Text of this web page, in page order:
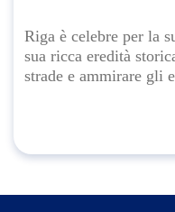
Riga è celebre per la
sua ricca eredità
strade e ammirare gli